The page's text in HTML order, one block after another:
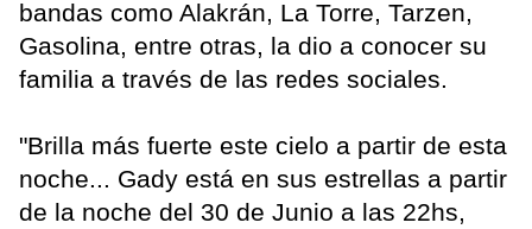
bandas como Alakrán, La Torre, Tarzen,
Gasolina, entre otras, la dio a conocer su
familia a través de las redes sociales.
"Brilla más fuerte este cielo a partir de esta
noche... Gady está en sus estrellas a partir
de la noche del 30 de Junio a las 22hs,